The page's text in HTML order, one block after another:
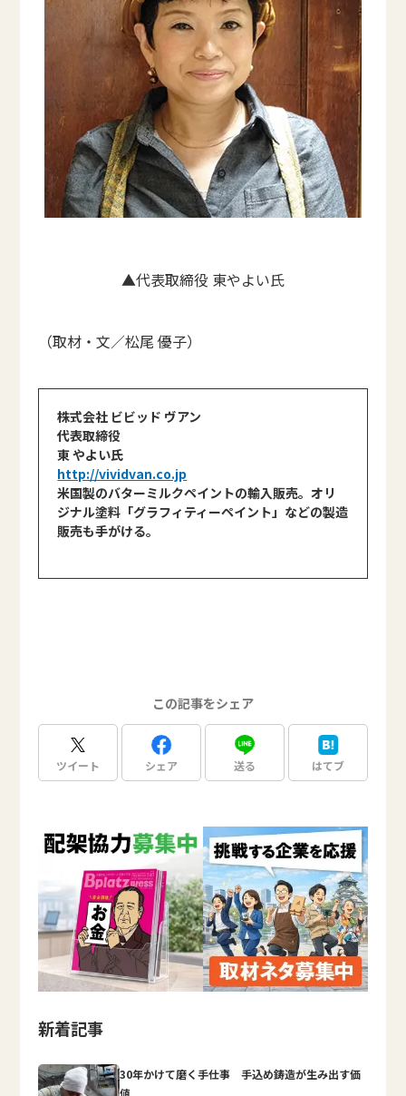
▲代表取締役 東やよい氏
（取材・文／松尾 優子）
株式会社 ビビッド ヴアン
代表取締役
東 やよい氏
http://vividvan.co.jp
米国製のバターミルクペイントの輸入販売。オリ
ジナル塗料「グラフィティーペイント」などの製造
販売も手がける。
この記事をシェア
ツイート シェア 送る はてブ
新着記事
30年かけて磨く手仕事 手込め鋳造が生み出す価
値